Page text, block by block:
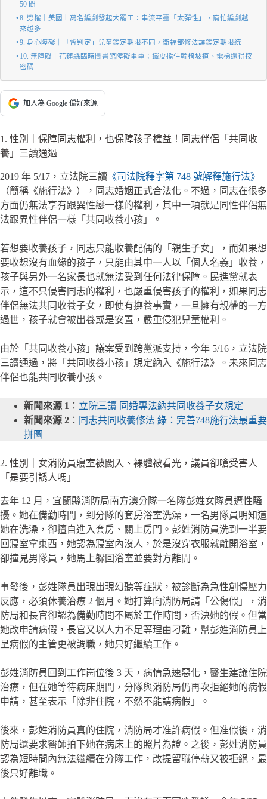
50 間
8. 勞權｜美國上萬名編劇發起大罷工：串流平臺「太彈性」，窮忙編劇越
來越多
9. 身心障礙｜「暫判定」兒童鑑定期限不同，衛福部修法讓鑑定期限統一
10. 無障礙｜花蓮縣臨時圖書館障礙重重：鐵皮擋住輪椅坡道、電梯還得按
密碼
加入為 Google 偏好來源
1. 性別｜保障同志權利，也保障孩子權益！同志伴侶「共同收
養」三讀通過
2019 年 5/17，立法院三讀 《司法院釋字第 748 號解釋施行法》
（簡稱《施行法》），同志婚姻正式合法化。不過，同志在很多
方面仍無法享有跟異性戀一樣的權利，其中一項就是同性伴侶無
法跟異性伴侶一樣「共同收養小孩」。
若想要收養孩子，同志只能收養配偶的「親生子女」，而如果想
要收想沒有血緣的孩子，只能由其中一人以「個人名義」收養，
孩子與另外一名家長也就無法受到任何法律保障。民進黨就表
示，這不只侵害同志的權利，也嚴重侵害孩子的權利，如果同志
伴侶無法共同收養子女，即使有撫養事實，一旦擁有親權的一方
過世，孩子就會被出養或是安置，嚴重侵犯兒童權利。
由於「共同收養小孩」議案受到跨黨派支持，今年 5/16，立法院
三讀通過，將「共同收養小孩」規定納入《施行法》。未來同志
伴侶也能共同收養小孩。
新聞來源 1 ： 立院三讀 同婚專法納共同收養子女規定
新聞來源 2 ： 同志共同收養修法 綠：完善748施行法最重要
拼圖
2. 性別｜女消防員寢室被闖入、裸體被看光，議員卻嗆受害人
「是要引誘人嗎」
去年 12 月，宜蘭縣消防局南方澳分隊一名隊彭姓女隊員遭性騷
擾。她在備勤時間，到分隊的套房浴室洗澡，一名男隊員明知道
她在洗澡，卻擅自進入套房、關上房門。彭姓消防員洗到一半要
回寢室拿東西，她認為寢室內沒人，於是沒穿衣服就離開浴室，
卻撞見男隊員，她馬上躲回浴室並要對方離開。
事發後，彭姓隊員出現出現幻聽等症狀，被診斷為急性創傷壓力
反應，必須休養治療 2 個月。她打算向消防局請「公傷假」，消
防局和長官卻認為備勤時間不屬於工作時間，否決她的假。但當
她改申請病假，長官又以人力不足等理由刁難，幫彭姓消防員上
呈病假的主管更被調職，她只好繼續工作。
彭姓消防員回到工作崗位後 3 天，病情急速惡化，醫生建議住院
治療，但在她等待病床期間，分隊與消防局仍再次拒絕她的病假
申請，甚至表示「除非住院，不然不能請病假」。
後來，彭姓消防員真的住院，消防局才准許病假。但准假後，消
防局還要求醫師拍下她在病床上的照片為證。之後，彭姓消防員
認為短時間內無法繼續在分隊工作，改提留職停薪又被拒絕，最
後只好離職。